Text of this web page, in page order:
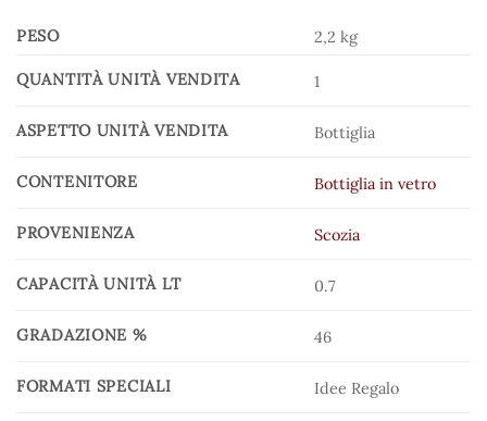
PESO 2,2 kg
QUANTITÀ UNITÀ VENDITA 1
ASPETTO UNITÀ VENDITA Bottiglia
CONTENITORE Bottiglia in vetro
PROVENIENZA Scozia
CAPACITÀ UNITÀ LT 0.7
GRADAZIONE % 46
FORMATI SPECIALI Idee Regalo